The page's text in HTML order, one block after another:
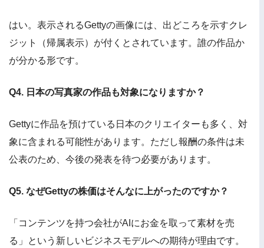
はい。表示されるGettyの画像には、出どころを示すクレ
ジット（帰属表示）が付くとされています。誰の作品か
が分かる形です。
Q4. 日本の写真家の作品も対象になりますか？
Gettyに作品を預けている日本のクリエイターも多く、対
象に含まれる可能性があります。ただし報酬の条件は未
公表のため、今後の発表を待つ必要があります。
Q5. なぜGettyの株価はそんなに上がったのですか？
「コンテンツを持つ会社がAIにお金を取って素材を売
る」という新しいビジネスモデルへの期待が理由です。